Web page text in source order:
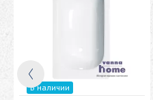
В наличии